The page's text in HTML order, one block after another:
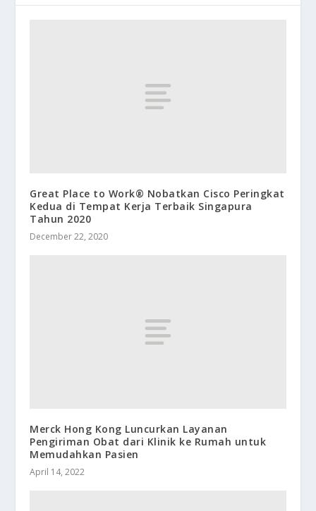
Great Place to Work® Nobatkan Cisco Peringkat
Kedua di Tempat Kerja Terbaik Singapura
Tahun 2020
December 22, 2020
Merck Hong Kong Luncurkan Layanan
Pengiriman Obat dari Klinik ke Rumah untuk
Memudahkan Pasien
April 14, 2022